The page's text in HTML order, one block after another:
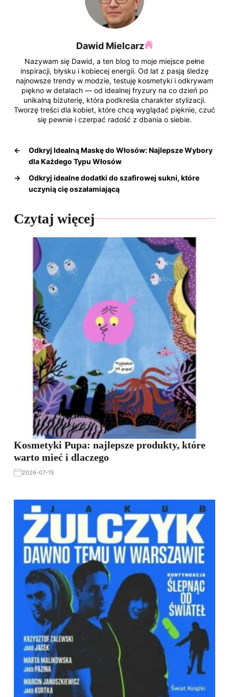
Dawid Mielcarz
Nazywam się Dawid, a ten blog to moje miejsce pełne
inspiracji, błysku i kobiecej energii. Od lat z pasją śledzę
najnowsze trendy w modzie, testuję kosmetyki i odkrywam
piękno w detalach — od idealnej fryzury na co dzień po
unikalną biżuterię, która podkreśla charakter stylizacji.
Tworzę treści dla kobiet, które chcą wyglądać pięknie, czuć
się pewnie i czerpać radość z dbania o siebie.
←
Odkryj Idealną Maskę do Włosów: Najlepsze Wybory
dla Każdego Typu Włosów
→
Odkryj idealne dodatki do szafirowej sukni, które
uczynią cię oszałamiającą
Czytaj więcej
Kosmetyki Pupa: najlepsze produkty, które
warto mieć i dlaczego
2026-07-15